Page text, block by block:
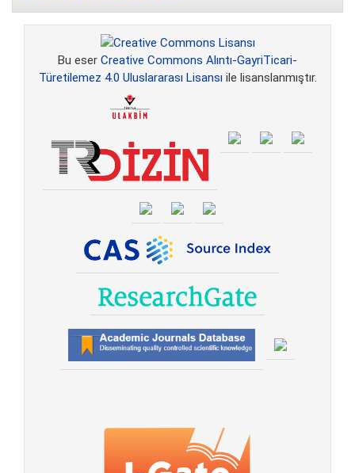
Bu eser Creative Commons Alıntı-GayriTicari-
Türetilemez 4.0 Uluslararası Lisansı ile lisanslanmıştır.